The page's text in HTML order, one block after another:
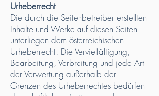
Urheberrecht
Die durch die Seitenbetreiber erstellten
Inhalte und Werke auf diesen Seiten
unterliegen dem österreichischen
Urheberrecht. Die Vervielfältigung,
Bearbeitung, Verbreitung und jede Art
der Verwertung außerhalb der
Grenzen des Urheberrechtes bedürfen